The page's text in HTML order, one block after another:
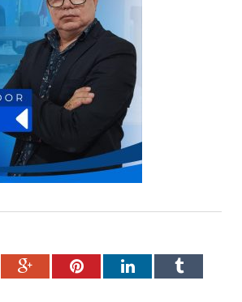
Google+PinterestLinkedInTumblr